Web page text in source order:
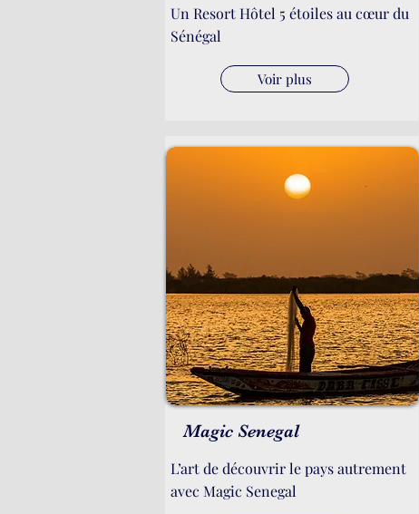
Un Resort Hôtel 5 étoiles au cœur du
Sénégal
Voir plus
Magic Senegal
L’art de découvrir le pays autrement
avec Magic Senegal